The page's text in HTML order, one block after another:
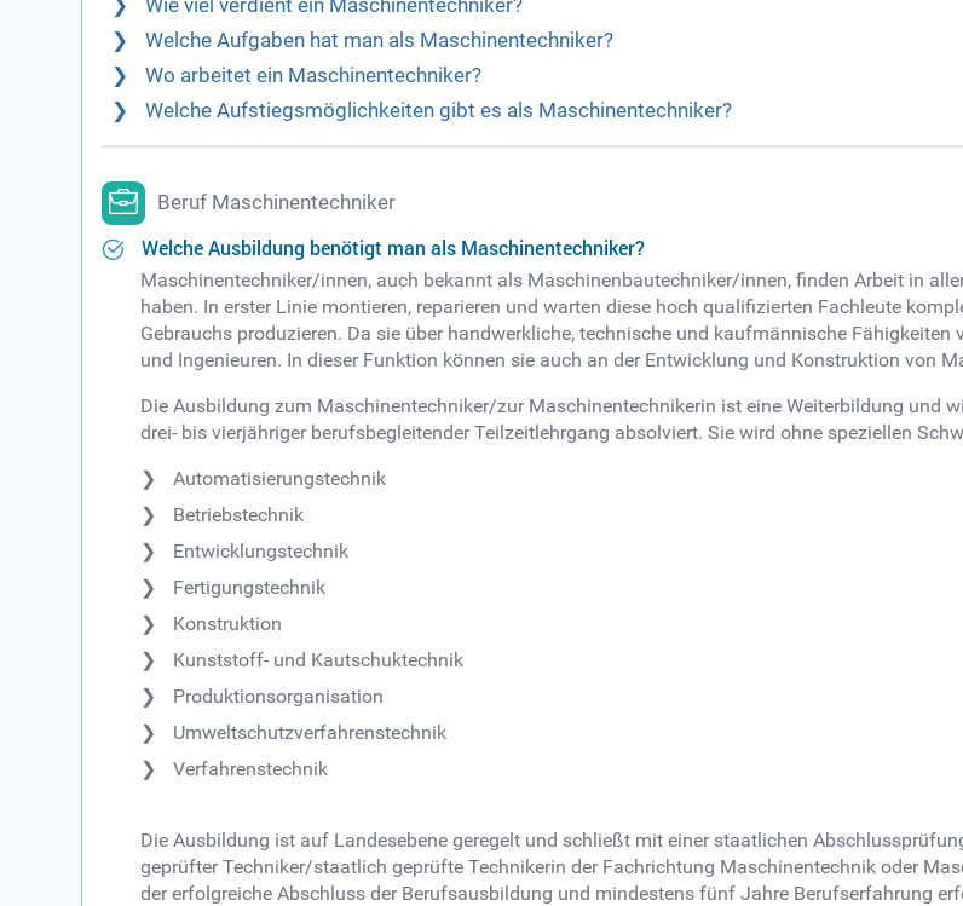
Wie viel verdient ein Maschinentechniker?
Welche Aufgaben hat man als Maschinentechniker?
Wo arbeitet ein Maschinentechniker?
Welche Aufstiegsmöglichkeiten gibt es als Maschinentechniker?
Beruf Maschinentechniker
Welche Ausbildung benötigt man als Maschinentechniker?
Maschinentechniker/innen, auch bekannt als Maschinenbautechniker/innen, finden Arbeit in
haben. In erster Linie montieren, reparieren und warten diese hoch qualifizierten Fachleute
Gebrauchs produzieren. Da sie über handwerkliche, technische und kaufmännische
und Ingenieuren. In dieser Funktion können sie auch an der Entwicklung und Konstruktion von
Die Ausbildung zum Maschinentechniker/zur Maschinentechnikerin ist eine Weiterbildung und
drei- bis vierjähriger berufsbegleitender Teilzeitlehrgang absolviert. Sie wird ohne speziellen
Automatisierungstechnik
Betriebstechnik
Entwicklungstechnik
Fertigungstechnik
Konstruktion
Kunststoff- und Kautschuktechnik
Produktionsorganisation
Umweltschutzverfahrenstechnik
Verfahrenstechnik
Die Ausbildung ist auf Landesebene geregelt und schließt mit einer staatlichen
geprüfter Techniker/staatlich geprüfte Technikerin der Fachrichtung Maschinentechnik oder
der erfolgreiche Abschluss der Berufsausbildung und mindestens fünf Jahre Berufserfahrung